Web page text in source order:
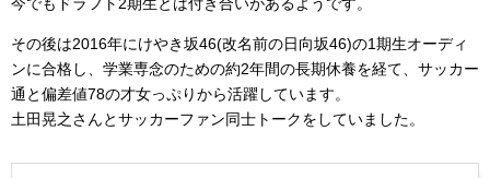
その後は2016年にけやき坂46(改名前の日向坂46)の1期生オーディ
ンに合格し、学業専念のための約2年間の長期休養を経て、サッカー
通と偏差値78の才女っぷりから活躍しています。
土田晃之さんとサッカーファン同士トークをしていました。